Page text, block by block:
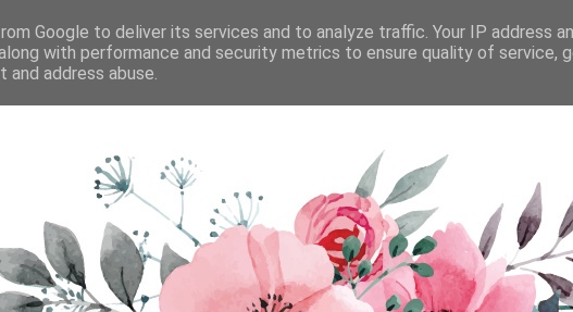
BŐRÁPOLÁS ÉLETMÓD BABA SZEMÉLYES VIDEÓ
Google to deliver its services and to analyze traffic. Your IP address
with performance and security metrics to ensure quality of service,
address abuse.